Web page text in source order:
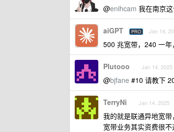
@enihcam 我在南京
aiGPT PRO Jan 14,
500 兆宽带，240 一
Plutooo Jan 14, 2025
@bjfane #10 请教下
TerryNi Jan 14, 2025
我的就是联通异地宽
宽带业务其实资费很